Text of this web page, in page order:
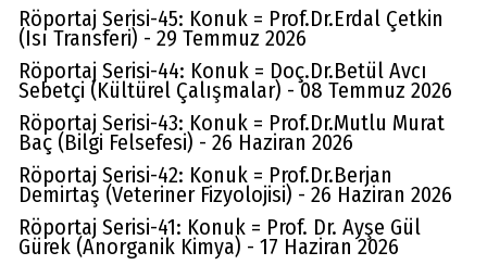
Röportaj Serisi-45: Konuk = Prof.Dr.Erdal Çetkin
(Isı Transferi) - 29 Temmuz 2026
Röportaj Serisi-44: Konuk = Doç.Dr.Betül Avcı
Sebetçi (Kültürel Çalışmalar) - 08 Temmuz 2026
Röportaj Serisi-43: Konuk = Prof.Dr.Mutlu Murat
Baç (Bilgi Felsefesi) - 26 Haziran 2026
Röportaj Serisi-42: Konuk = Prof.Dr.Berjan
Demirtaş (Veteriner Fizyolojisi) - 26 Haziran 2026
Röportaj Serisi-41: Konuk = Prof. Dr. Ayşe Gül
Gürek (Anorganik Kimya) - 17 Haziran 2026